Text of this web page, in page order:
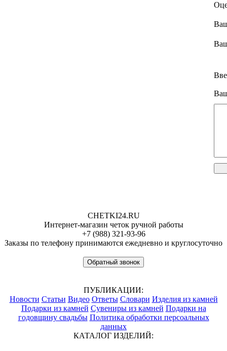
CHETKI24.RU
Интернет-магазин четок ручной работы
+7 (988) 321-93-96
Заказы по телефону принимаются ежедневно и круглосуточно
Обратный звонок
ПУБЛИКАЦИИ:
Новости Статьи Видео Ответы Словари Изделия из камней
Подарки из камней Сувениры из камней Подарки на
годовщину свадьбы Политика обработки персоальных
данных
КАТАЛОГ ИЗДЕЛИЙ: